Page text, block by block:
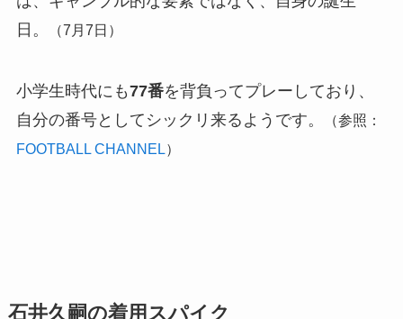
日。
（7月7日）
小学生時代にも77番を背負ってプレーしており、
自分の番号としてシックリ来るようです。
（参照：
FOOTBALL CHANNEL）
石井久嗣の着用スパイク